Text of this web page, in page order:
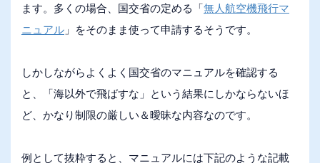
ます。多くの場合、国交省の定める「無人航空機飛行マ
ニュアル 」をそのまま使って申請するそうです。
しかしながらよくよく国交省のマニュアルを確認する
と、「海以外で飛ばすな」という結果にしかならないほ
ど、かなり制限の厳しい＆曖昧な内容なのです。
例として抜粋すると、マニュアルには下記のような記載